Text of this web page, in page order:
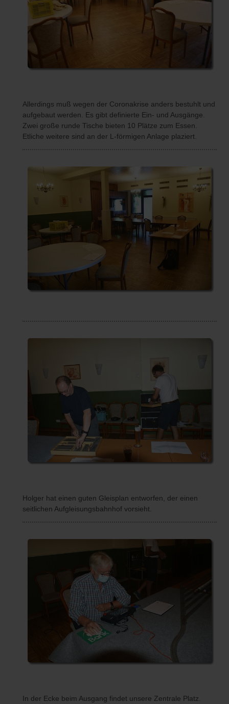
Allerdings muß wegen der Coronakrise anders bestuhlt und
aufgebaut werden. Es gibt definierte Ein- und Ausgänge.
Zwei große runde Tische bieten 10 Plätze zum Essen.
Etliche weitere sind an der L-förmigen Anlage plaziert.
Holger hat einen guten Gleisplan entworfen, der einen
seitlichen Aufgleisungsbahnhof vorsieht.
In der Ecke beim Ausgang findet unsere Zentrale Platz.